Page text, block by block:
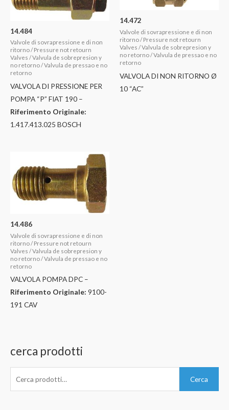
14.484
Valvole di sovrapressione e di non
ritorno / Pressure not retourn
Valves / Valvula de sobrepresion y
no retorno / Valvula de pressao e no
retorno
VALVOLA DI PRESSIONE PER
POMPA “P” FIAT 190 –
Riferimento Originale:
1.417.413.025 BOSCH
14.472
Valvole di sovrapressione e di non
ritorno / Pressure not retourn
Valves / Valvula de sobrepresion y
no retorno / Valvula de pressao e no
retorno
VALVOLA DI NON RITORNO Ø
10 “AC”
14.486
Valvole di sovrapressione e di non
ritorno / Pressure not retourn
Valves / Valvula de sobrepresion y
no retorno / Valvula de pressao e no
retorno
VALVOLA POMPA DPC –
Riferimento Originale: 9100-
191 CAV
cerca prodotti
Cerca